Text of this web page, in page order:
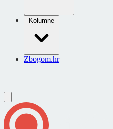
Kolumne
Zbogom.hr